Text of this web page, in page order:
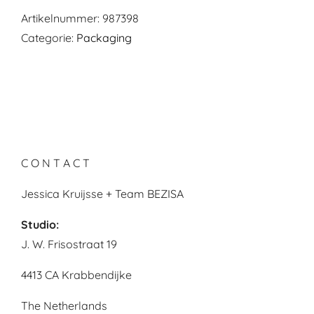
Artikelnummer: 987398
Categorie: Packaging
C O N T A C T
Jessica Kruijsse + Team BEZISA
Studio:
J. W. Frisostraat 19
4413 CA Krabbendijke
The Netherlands